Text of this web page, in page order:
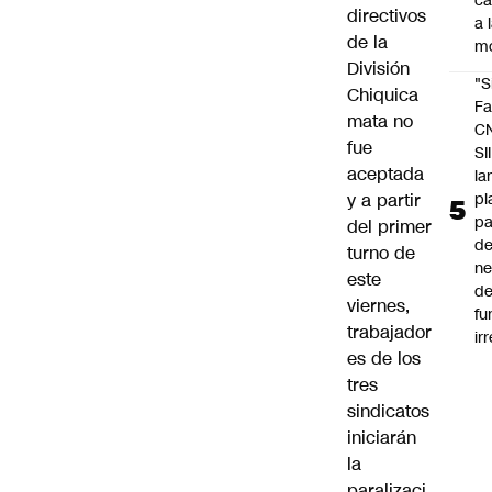
directivos
de la
División
Chiquica
mata no
fue
aceptada
y a partir
del primer
turno de
este
viernes,
trabajador
es de los
tres
sindicatos
iniciarán
la
a
SII
de